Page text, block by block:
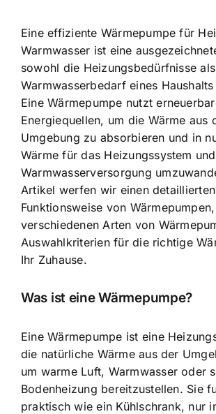
Eine effiziente Wärmepumpe für
Warmwasser ist eine
sowohl die Heizungsbedürfnisse
Warmwasserbedarf eines
Eine Wärmepumpe nutzt
Energiequellen, um die Wärme aus
Umgebung zu absorbieren und in
Wärme für das Heizungssystem
Warmwasserversorgung
Artikel werfen wir einen
Funktionsweise von
verschiedenen Arten von
Auswahlkriterien für die richtige
Ihr Zuhause.
Was ist eine Wärmepumpe?
Eine Wärmepumpe ist eine
die natürliche Wärme aus der
um warme Luft, Warmwasser oder
Bodenheizung bereitzustellen. Sie
praktisch wie ein Kühlschrank, nur